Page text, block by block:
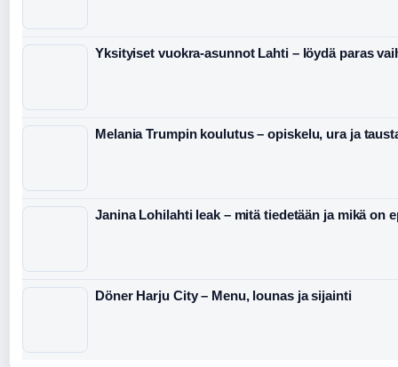
Yksityiset vuokra-asunnot Lahti – löydä paras
Melania Trumpin koulutus – opiskelu, ura ja
Janina Lohilahti leak – mitä tiedetään ja mikä on
Döner Harju City – Menu, lounas ja sijainti